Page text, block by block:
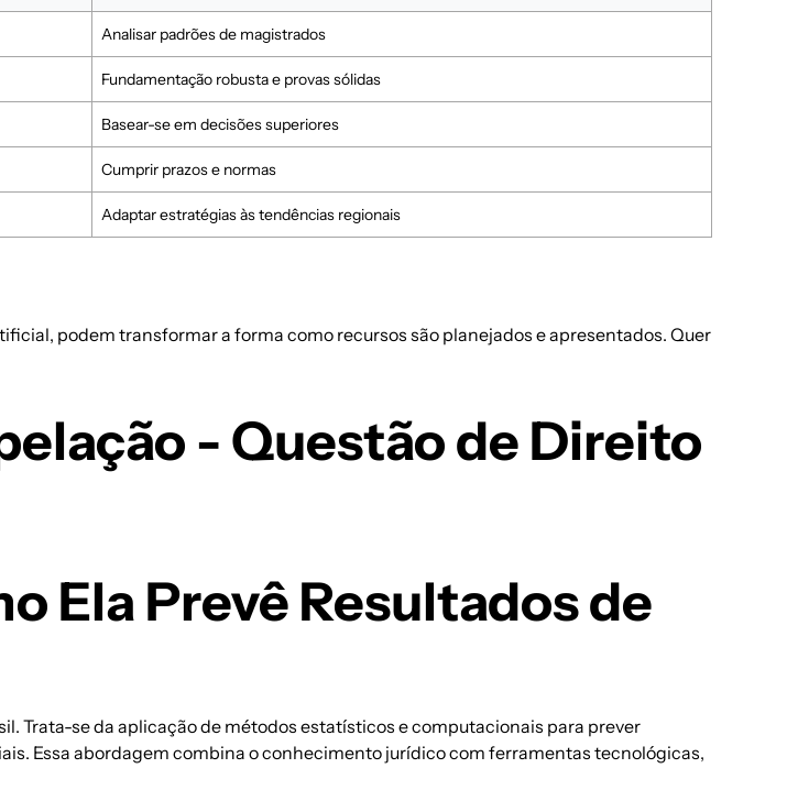
Analisar padrões de magistrados
Fundamentação robusta e provas sólidas
Basear-se em decisões superiores
Cumprir prazos e normas
Adaptar estratégias às tendências regionais
, podem transformar a forma como recursos são planejados e apresentados. Quer
- Questão de Direito
Ela Prevê Resultados de
Trata-se da aplicação de métodos estatísticos e computacionais para prever
Essa abordagem combina o conhecimento jurídico com ferramentas tecnológicas,